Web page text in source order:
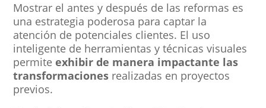
Mostrar el antes y después de las reformas es
una estrategia poderosa para captar la
atención de potenciales clientes. El uso
inteligente de herramientas y técnicas visuales
permiteexhibir de manera impactante las
transformaciones realizadas en proyectos
previos.